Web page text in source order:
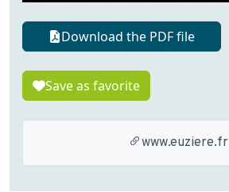
Download the PDF file
Save as favorite
www.euziere.fr